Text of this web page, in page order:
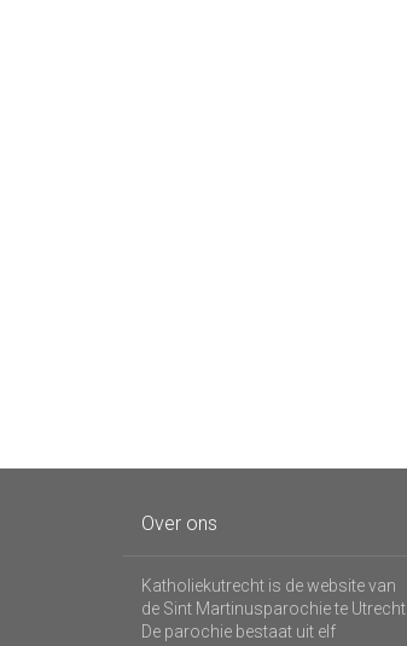
Over ons
Katholiekutrecht is de website van
de Sint Martinusparochie te Utrecht.
De parochie bestaat uit elf